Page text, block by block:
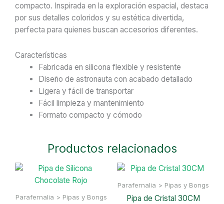
compacto. Inspirada en la exploración espacial, destaca
por sus detalles coloridos y su estética divertida,
perfecta para quienes buscan accesorios diferentes.
Características
Fabricada en silicona flexible y resistente
Diseño de astronauta con acabado detallado
Ligera y fácil de transportar
Fácil limpieza y mantenimiento
Formato compacto y cómodo
Productos relacionados
Parafernalia > Pipas y Bongs
Parafernalia > Pipas y Bongs
Pipa de Cristal 30CM